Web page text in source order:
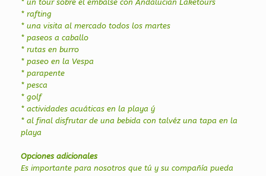
* un tour sobre el embalse con Andalucian Laketours
* rafting
* una visita al mercado todos los martes
* paseos a caballo
* rutas en burro
* paseo en la Vespa
* parapente
* pesca
* golf
* actividades acuáticas en la playa ý
* al final disfrutar de una bebida con talvéz una tapa en la
playa
Opciones adicionales
Es importante para nosotros que tú y su compañía pueda